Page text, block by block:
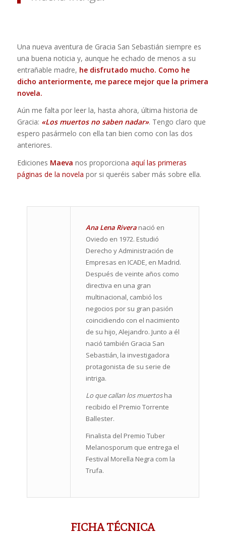
Una nueva aventura de Gracia San Sebastián siempre es
una buena noticia y, aunque he echado de menos a su
entrañable madre, he disfrutado mucho. Como he
dicho anteriormente, me parece mejor que la primera
novela.
Aún me falta por leer la, hasta ahora, última historia de
Gracia: «Los muertos no saben nadar». Tengo claro que
espero pasármelo con ella tan bien como con las dos
anteriores.
Ediciones Maeva nos proporciona aquí las primeras
páginas de la novela por si queréis saber más sobre ella.
Ana Lena Riveranació en
Oviedo en 1972. Estudió
Derecho y Administración de
Empresas en ICADE, en Madrid.
Después de veinte años como
directiva en una gran
multinacional, cambió los
negocios por su gran pasión
coincidiendo con el nacimiento
de su hijo, Alejandro. Junto a él
nació también Gracia San
Sebastián, la investigadora
protagonista de su serie de
intriga.
Lo que callan los muertosha
recibido el Premio Torrente
Ballester.
Finalista del Premio Tuber
Melanosporum que entrega el
Festival Morella Negra com la
Trufa.
FICHA TÉCNICA